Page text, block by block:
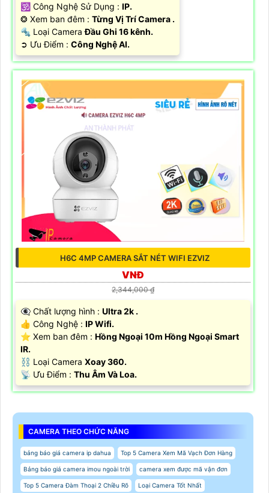
🕉️ Công Nghệ Sử Dụng : IP.
❂ Xem ban đêm : Từng Vị Trí Camera .
🔩 Loại CameraĐầu Ghi 16 kênh.
️➲ Ưu Điểm : Công Nghệ AI.
H6C 4MP CAMERA SẮT NÉT WIFI EZVIZ
VNĐ
2,344,000 ₫
👁️‍🗨 Chất lượng hình : Ultra 2k .
👍 Công Nghệ : IP Wifi.
⭐ Xem ban đêm : Hồng Ngoại 10m Hồng Ngoại Smart
IR.
⛓ Loại Camera Xoay 360.
️📡 Ưu Điểm : Thu Âm Và Loa.
CAMERA THEO CHỨC NĂNG
bảng báo giá camera ip dahua Top 5 Camera Xem Mã Vạch Đơn Hàng
Bảng báo giá camera imou ngoài trời camera xem được mã vận đơn
Top 5 Camera Đàm Thoại 2 Chiều Rõ Loại Camera Tốt Nhất